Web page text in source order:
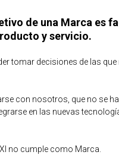
de una Marca es
y servicio.
tomar decisiones de las
con nosotros, que no se
en las nuevas
no cumple como Marca.